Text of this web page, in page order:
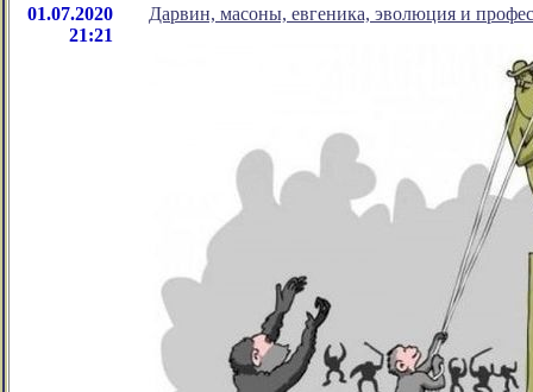
01.07.2020
21:21
Дарвин, масоны, евгеника, эволюция и